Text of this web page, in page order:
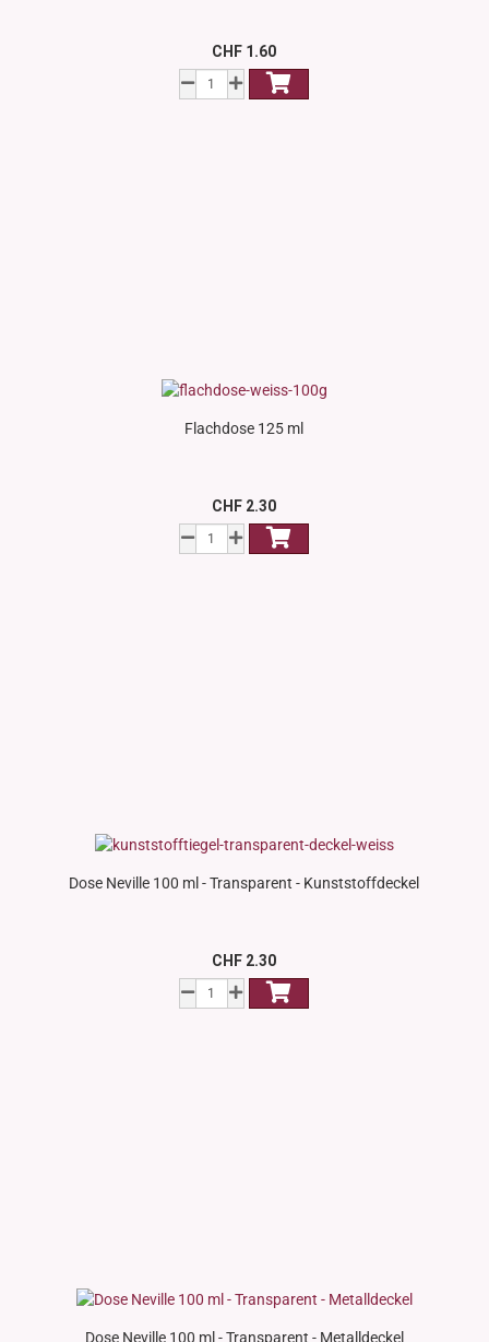
CHF 1.60
Flachdose 125 ml
CHF 2.30
Dose Neville 100 ml - Transparent - Kunststoffdeckel
CHF 2.30
Dose Neville 100 ml - Transparent - Metalldeckel